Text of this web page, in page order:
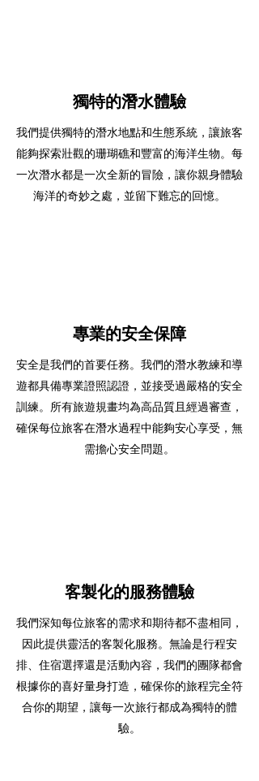
獨特的潛水體驗
我們提供獨特的潛水地點和生態系統，讓旅客
能夠探索壯觀的珊瑚礁和豐富的海洋生物。每
一次潛水都是一次全新的冒險，讓你親身體驗
海洋的奇妙之處，並留下難忘的回憶。
專業的安全保障
安全是我們的首要任務。我們的潛水教練和導
遊都具備專業證照認證，並接受過嚴格的安全
訓練。所有旅遊規畫均為高品質且經過審查，
確保每位旅客在潛水過程中能夠安心享受，無
需擔心安全問題。
客製化的服務體驗
我們深知每位旅客的需求和期待都不盡相同，
因此提供靈活的客製化服務。無論是行程安
排、住宿選擇還是活動內容，我們的團隊都會
根據你的喜好量身打造，確保你的旅程完全符
合你的期望，讓每一次旅行都成為獨特的體
驗。